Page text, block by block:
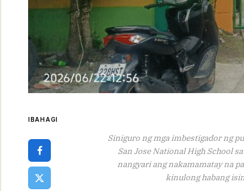
IBAHAGI
Siniguro ng mga imbestigador ng
San Jose National High School
nangyari ang nakamamatay na
kinulong habang